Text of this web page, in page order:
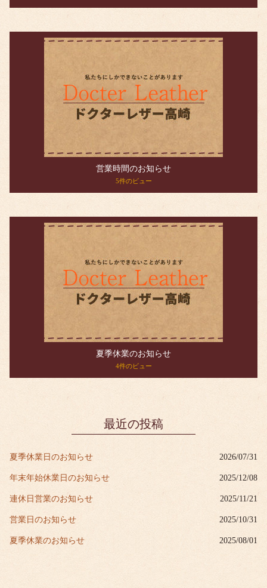
営業時間のお知らせ
5件のビュー
夏季休業のお知らせ
4件のビュー
最近の投稿
夏季休業日のお知らせ 2026/07/31
年末年始休業日のお知らせ 2025/12/08
連休日営業のお知らせ 2025/11/21
営業日のお知らせ 2025/10/31
夏季休業のお知らせ 2025/08/01